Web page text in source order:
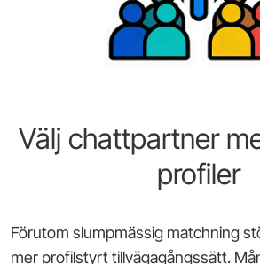
Välj chattpartner
profiler
Förutom slumpmässig matchning
mer profilstyrt tillvägagångssätt.